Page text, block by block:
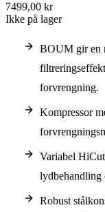
7499,00 kr
Ikke på lager
BOUM gir en
forvrengning.
Kompressor
Variabel
lydbehandling
Robust